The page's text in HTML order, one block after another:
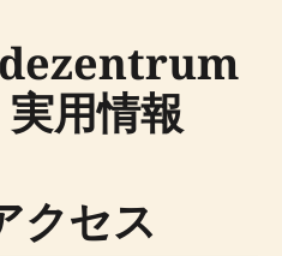
用情報
クセス